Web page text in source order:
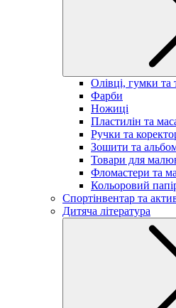
Олівці, гумки та
Фарби
Ножиці
Пластилін та
Ручки та
Зошити та
Товари для
Фломастери та
Кольоровий
Спортінвентар та
Дитяча література